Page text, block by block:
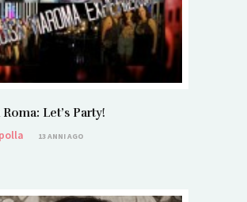
Let’s Party!
13 ANNI AGO